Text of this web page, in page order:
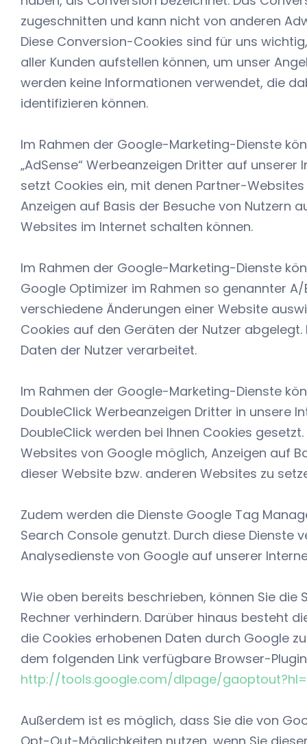
zugeschnitten und kann nicht von anderen
Diese Conversion-Cookies sind für uns
aller Kunden aufstellen können, um unser
werden keine Informationen verwendet, die
identifizieren können.
Im Rahmen der Google-Marketing-Dienste
„AdSense“ Werbeanzeigen Dritter auf
setzt Cookies ein, mit denen Partner-
Anzeigen auf Basis der Besuche von Nutzern
Websites im Internet schalten können.
Im Rahmen der Google-Marketing-Dienste
Google Optimizer im Rahmen so genannter
verschiedene Änderungen einer Website
Cookies auf den Geräten der Nutzer
Daten der Nutzer verarbeitet.
Im Rahmen der Google-Marketing-Dienste
DoubleClick Werbeanzeigen Dritter in unsere
DoubleClick werden bei Ihnen Cookies
Websites von Google möglich, Anzeigen auf
dieser Website bzw. anderen Websites zu
Zudem werden die Dienste Google Tag
Search Console genutzt. Durch diese Dienste
Analysedienste von Google auf unserer
Wie oben bereits beschrieben, können Sie die
Rechner verhindern. Darüber hinaus besteht
die Cookies erhobenen Daten durch Google
dem folgenden Link verfügbare Browser-
http://tools.google.com/dlpage/
Außerdem ist es möglich, dass Sie die von